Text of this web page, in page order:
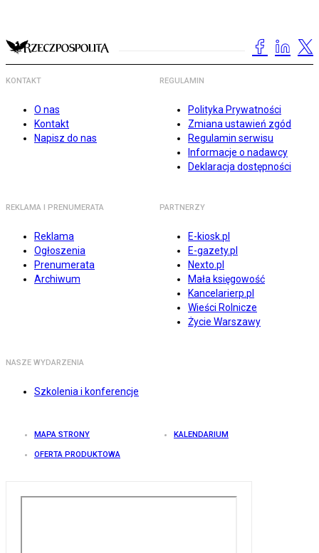
KONTAKT
O nas
Kontakt
Napisz do nas
REGULAMIN
Polityka Prywatności
Zmiana ustawień zgód
Regulamin serwisu
Informacje o nadawcy
Deklaracja dostępności
REKLAMA I PRENUMERATA
Reklama
Ogłoszenia
Prenumerata
Archiwum
PARTNERZY
E-kiosk.pl
E-gazety.pl
Nexto.pl
Mała księgowość
Kancelarierp.pl
Wieści Rolnicze
Życie Warszawy
NASZE WYDARZENIA
Szkolenia i konferencje
MAPA STRONY KALENDARIUM
OFERTA PRODUKTOWA